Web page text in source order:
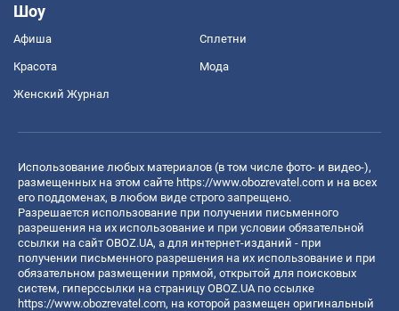
Шоу
Афиша Сплетни
Красота Мода
Женский Журнал
Использование любых материалов (в том числе фото- и видео-),
размещенных на этом сайте https://www.obozrevatel.com и на всех
его поддоменах, в любом виде строго запрещено.
Разрешается использование при получении письменного
разрешения на их использование и при условии обязательной
ссылки на сайт OBOZ.UA, а для интернет-изданий - при
получении письменного разрешения на их использование и при
обязательном размещении прямой, открытой для поисковых
систем, гиперссылки на страницу OBOZ.UA по ссылке
https://www.obozrevatel.com, на которой размещен оригинальный